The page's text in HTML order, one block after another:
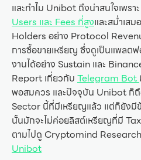
และทำไม Unibot ถึงน่าสนใจเพร
Users และ Fees ที่สูงและสม่ำเส
Holders อย่าง Protocol
การซื้อขายเหรียญ ซึ่งดูเป็นแพลต
งานได้อย่าง Sustain และ
Report เกี่ยวกับ Telegram Bot
พอสมควร และปัจจุบัน Unibot ก็ถื
Sector นี้ที่มีเหรียญแล้ว แต่ก็ยัง
นั้นมักจะไม่ค่อยลิสต์เหรียญที่มี Tax
ตามไปดู Cryptomind
Unibot